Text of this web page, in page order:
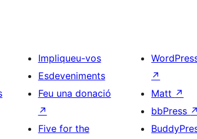
Impliqueu-vos
Esdeveniments
Feu una donació
↗
Five for the
↗
Matt ↗
bbPress ↗